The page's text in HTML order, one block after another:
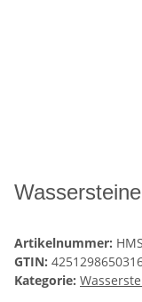
Artikelnummer:
GTIN:
Kategorie: